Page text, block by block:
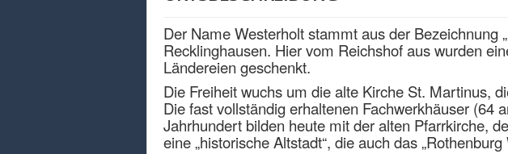
Der Name Westerholt stammt aus der Bezeichnung
Recklinghausen. Hier vom Reichshof aus wurden
Ländereien geschenkt.
Die Freiheit wuchs um die alte Kirche St. Martinus,
Die fast vollständig erhaltenen Fachwerkhäuser (64
Jahrhundert bilden heute mit der alten Pfarrkirche,
eine „historische Altstadt“, die auch das